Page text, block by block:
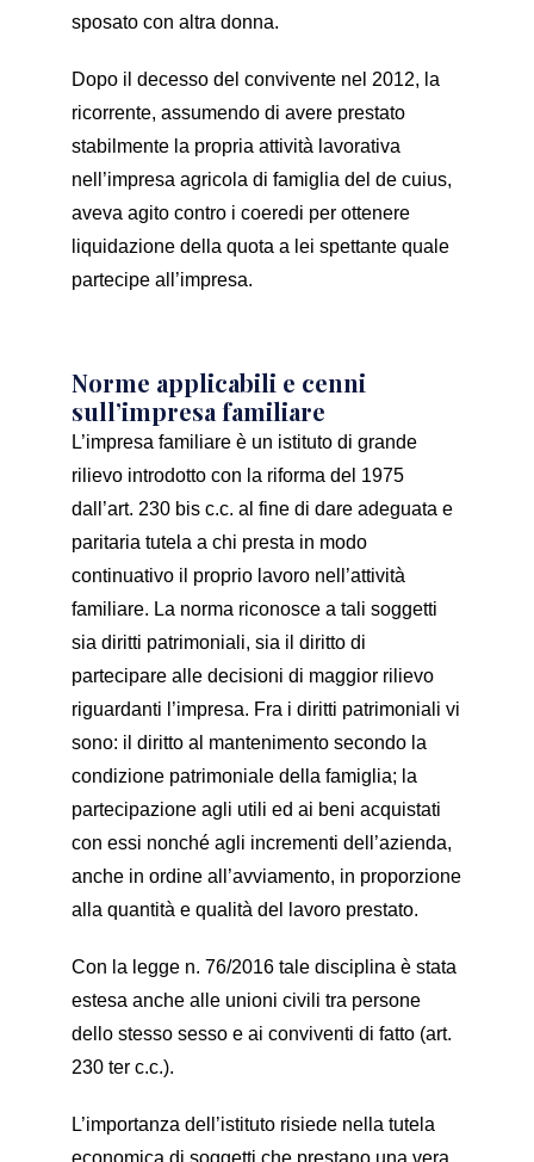
sposato con altra donna.
Dopo il decesso del convivente nel 2012, la
ricorrente, assumendo di avere prestato
stabilmente la propria attività lavorativa
nell’impresa agricola di famiglia del de cuius,
aveva agito contro i coeredi per ottenere
liquidazione della quota a lei spettante quale
partecipe all’impresa.
Norme applicabili e cenni
sull’impresa familiare
L’impresa familiare è un istituto di grande
rilievo introdotto con la riforma del 1975
dall’art. 230 bis c.c. al fine di dare adeguata e
paritaria tutela a chi presta in modo
continuativo il proprio lavoro nell’attività
familiare. La norma riconosce a tali soggetti
sia diritti patrimoniali, sia il diritto di
partecipare alle decisioni di maggior rilievo
riguardanti l’impresa. Fra i diritti patrimoniali vi
sono: il diritto al mantenimento secondo la
condizione patrimoniale della famiglia; la
partecipazione agli utili ed ai beni acquistati
con essi nonché agli incrementi dell’azienda,
anche in ordine all’avviamento, in proporzione
alla quantità e qualità del lavoro prestato.
Con la legge n. 76/2016 tale disciplina è stata
estesa anche alle unioni civili tra persone
dello stesso sesso e ai conviventi di fatto (art.
230 ter c.c.).
L’importanza dell’istituto risiede nella tutela